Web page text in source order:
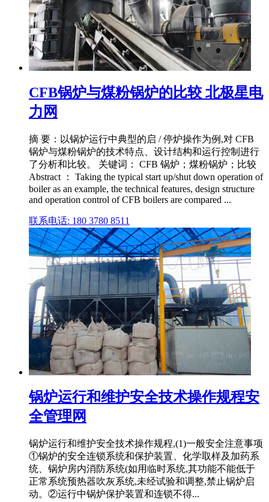
CFB锅炉与煤粉锅炉的比较 北极星电
力网
摘 要：以锅炉运行中典型的启 / 停炉操作为例,对 CFB
锅炉与煤粉锅炉的技术特点、设计结构和运行控制进行
了分析和比较。 关键词： CFB 锅炉；煤粉锅炉；比较
Abstract ： Taking the typical start up/shut down operation of
boiler as an example, the technical features, design structure
and operation control of CFB boilers are compared ...
联系电话: 180 3780 8511
锅炉运行和维护安全技术操作规程安
全管理网
锅炉运行和维护安全技术操作规程,(1)一般安全注意事项
①锅炉的安全连锁系统和保护装置、化学取样及加药系
统、锅炉房内消防系统(如用临时系统,其功能不能低于
正常系统预热器吹灰系统,未经试验和调整,禁止锅炉启
动。②运行中锅炉保护装置和连锁不得...